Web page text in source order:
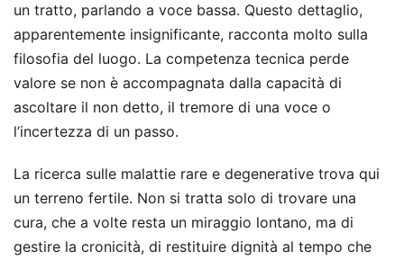
un tratto, parlando a voce bassa. Questo dettaglio,
apparentemente insignificante, racconta molto sulla
filosofia del luogo. La competenza tecnica perde
valore se non è accompagnata dalla capacità di
ascoltare il non detto, il tremore di una voce o
l’incertezza di un passo.
La ricerca sulle malattie rare e degenerative trova qui
un terreno fertile. Non si tratta solo di trovare una
cura, che a volte resta un miraggio lontano, ma di
gestire la cronicità, di restituire dignità al tempo che